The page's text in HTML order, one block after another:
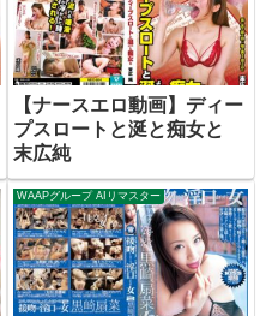
【ナースエロ動画】ディー
プスロートと涎と痴女と
末広純
WAAPグループ AIリマスター